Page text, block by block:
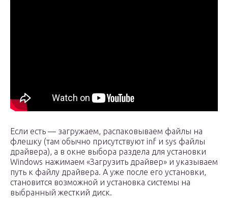
Если есть — загружаем, распаковываем файлы на
флешку (там обычно присутствуют inf и sys файлы
драйвера), а в окне выбора раздела для установки
Windows нажимаем «Загрузить драйвер» и указываем
путь к файлу драйвера. А уже после его установки,
становится возможной и установка системы на
выбранный жесткий диск.